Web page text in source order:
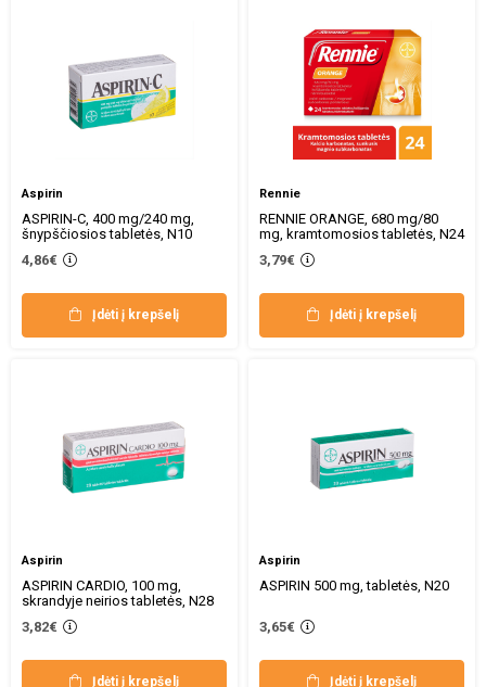
Aspirin
ASPIRIN-C, 400 mg/240 mg,
šnypščiosios tabletės, N10
4,86€
Įdėti į krepšelį
Rennie
RENNIE ORANGE, 680 mg/80
mg, kramtomosios tabletės, N24
3,79€
Įdėti į krepšelį
Aspirin
ASPIRIN CARDIO, 100 mg,
skrandyje neirios tabletės, N28
3,82€
Įdėti į krepšelį
Aspirin
ASPIRIN 500 mg, tabletės, N20
3,65€
Įdėti į krepšelį